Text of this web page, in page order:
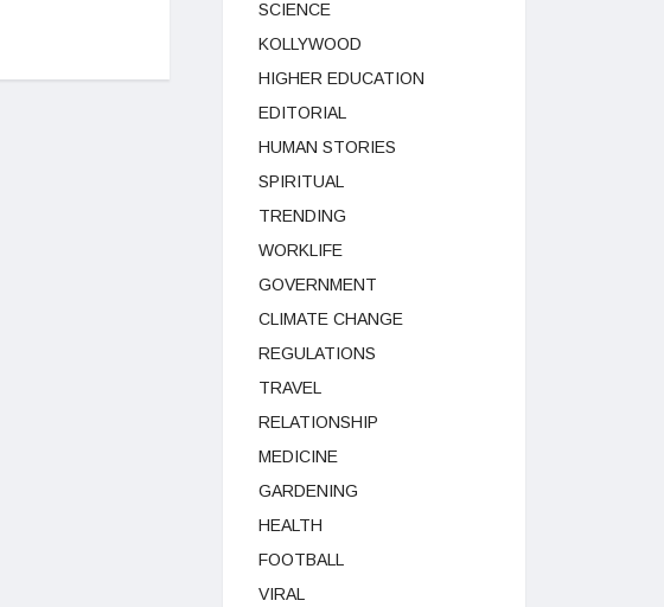
SCIENCE
KOLLYWOOD
HIGHER EDUCATION
EDITORIAL
HUMAN STORIES
SPIRITUAL
TRENDING
WORKLIFE
GOVERNMENT
CLIMATE CHANGE
REGULATIONS
TRAVEL
RELATIONSHIP
MEDICINE
GARDENING
HEALTH
FOOTBALL
VIRAL